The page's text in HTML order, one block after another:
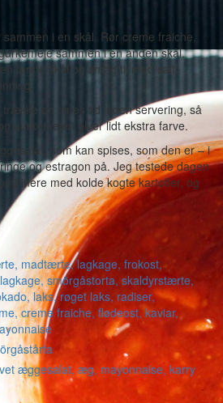
i en skål. Rør creme fraiche,
sammen i en anden skål.
første skål og smag til med salt,
en times tid inden servering, så
gurkemejen giver lidt ekstra farve.
som kan spises, som den er – i
og estragon på. Jeg testede dagen
med kolde kogte kartofler, og